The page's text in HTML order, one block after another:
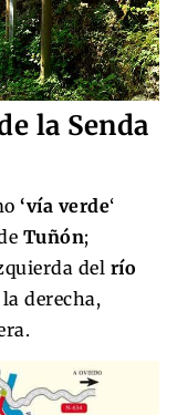
la Senda
‘vía verde‘
Tuñón;
del río
derecha,